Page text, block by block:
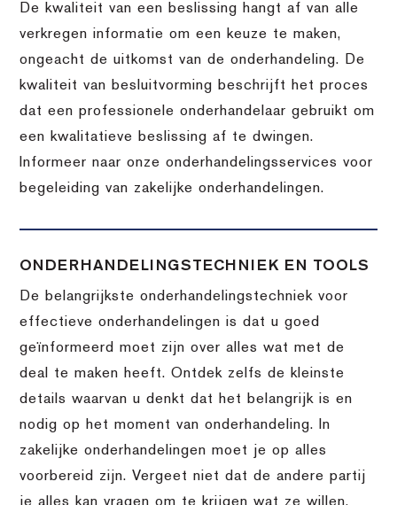
De kwaliteit van een beslissing hangt af van alle
verkregen informatie om een keuze te maken,
ongeacht de uitkomst van de onderhandeling. De
kwaliteit van besluitvorming beschrijft het proces
dat een professionele onderhandelaar gebruikt om
een kwalitatieve beslissing af te dwingen.
Informeer naar onze onderhandelingsservices voor
begeleiding van zakelijke onderhandelingen.
ONDERHANDELINGSTECHNIEK EN TOOLS
De belangrijkste onderhandelingstechniek voor
effectieve onderhandelingen is dat u goed
geïnformeerd moet zijn over alles wat met de
deal te maken heeft. Ontdek zelfs de kleinste
details waarvan u denkt dat het belangrijk is en
nodig op het moment van onderhandeling. In
zakelijke onderhandelingen moet je op alles
voorbereid zijn. Vergeet niet dat de andere partij